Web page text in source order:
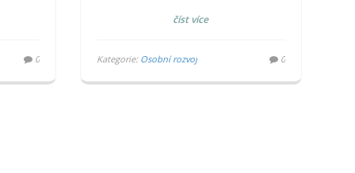
váš
0
beroucích osobních zpráv po vtipné
Zjistěte, jak může být psaní přání
vyjádření vašich nejlepších přání.
číst více
Kategorie: Osobní rozvoj 0